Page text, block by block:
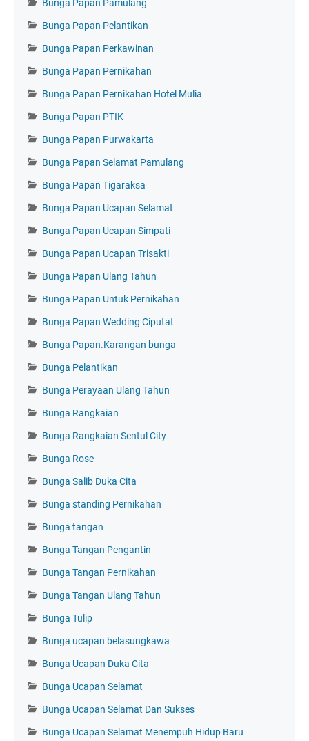
Bunga Papan Pamulang
Bunga Papan Pelantikan
Bunga Papan Perkawinan
Bunga Papan Pernikahan
Bunga Papan Pernikahan Hotel Mulia
Bunga Papan PTIK
Bunga Papan Purwakarta
Bunga Papan Selamat Pamulang
Bunga Papan Tigaraksa
Bunga Papan Ucapan Selamat
Bunga Papan Ucapan Simpati
Bunga Papan Ucapan Trisakti
Bunga Papan Ulang Tahun
Bunga Papan Untuk Pernikahan
Bunga Papan Wedding Ciputat
Bunga Papan.Karangan bunga
Bunga Pelantikan
Bunga Perayaan Ulang Tahun
Bunga Rangkaian
Bunga Rangkaian Sentul City
Bunga Rose
Bunga Salib Duka Cita
Bunga standing Pernikahan
Bunga tangan
Bunga Tangan Pengantin
Bunga Tangan Pernikahan
Bunga Tangan Ulang Tahun
Bunga Tulip
Bunga ucapan belasungkawa
Bunga Ucapan Duka Cita
Bunga Ucapan Selamat
Bunga Ucapan Selamat Dan Sukses
Bunga Ucapan Selamat Menempuh Hidup Baru